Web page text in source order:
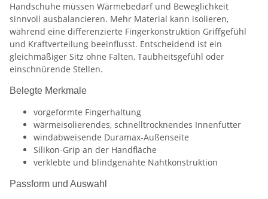
Handschuhe müssen Wärmebedarf und Beweglichkeit
sinnvoll ausbalancieren. Mehr Material kann isolieren,
während eine differenzierte Fingerkonstruktion Griffgefühl
und Kraftverteilung beeinflusst. Entscheidend ist ein
gleichmäßiger Sitz ohne Falten, Taubheitsgefühl oder
einschnürende Stellen.
Belegte Merkmale
vorgeformte Fingerhaltung
wärmeisolierendes, schnelltrocknendes Innenfutter
windabweisende Duramax-Außenseite
Silikon-Grip an der Handfläche
verklebte und blindgenähte Nahtkonstruktion
Passform und Auswahl